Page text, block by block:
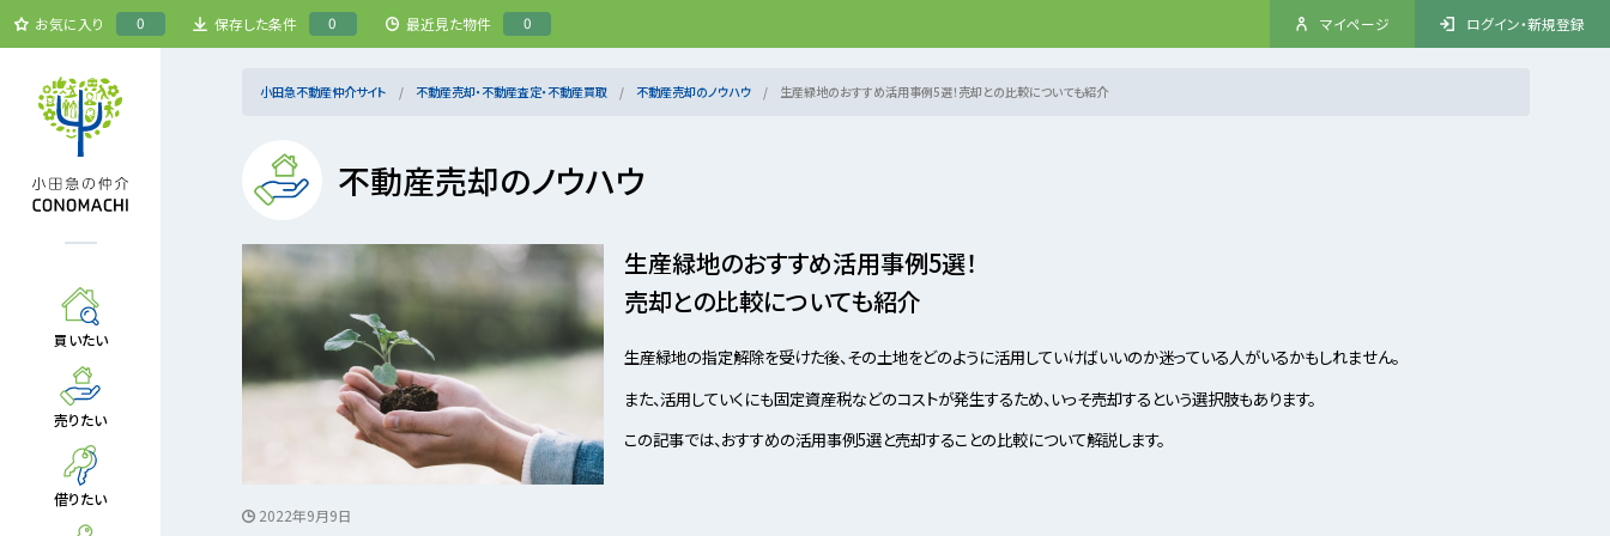
お気に入り 0 保存した条件 0 最近見た物件 0 マイページ ログイン・新規登録
買いたい
売りたい
借りたい
小田急不動産仲介サイト 不動産売却・不動産査定・不動産買取 不動産売却のノウハウ 生産緑地のおすすめ活用事例5選！売却との比較についても紹介
不動産売却のノウハウ
生産緑地のおすすめ活用事例5選！
売却との比較についても紹介
生産緑地の指定解除を受けた後、その土地をどのように活用していけばいいのか迷っている人がいるかもしれません。
また、活用していくにも固定資産税などのコストが発生するため、いっそ売却するという選択肢もあります。
この記事では、おすすめの活用事例5選と売却することの比較について解説します。
2022年9月9日